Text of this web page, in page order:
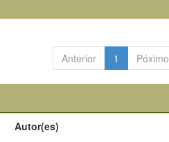
Anterior 1 Póximo
Autor(es)